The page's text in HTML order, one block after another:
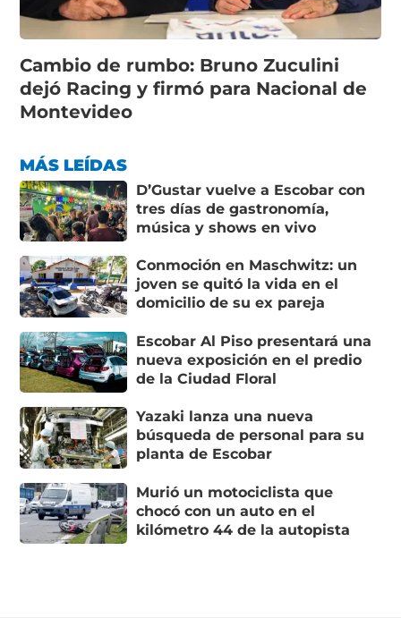
Cambio de rumbo: Bruno Zuculini
dejó Racing y firmó para Nacional de
Montevideo
MÁS LEÍDAS
D’Gustar vuelve a Escobar con
tres días de gastronomía,
música y shows en vivo
Conmoción en Maschwitz: un
joven se quitó la vida en el
domicilio de su ex pareja
Escobar Al Piso presentará una
nueva exposición en el predio
de la Ciudad Floral
Yazaki lanza una nueva
búsqueda de personal para su
planta de Escobar
Murió un motociclista que
chocó con un auto en el
kilómetro 44 de la autopista